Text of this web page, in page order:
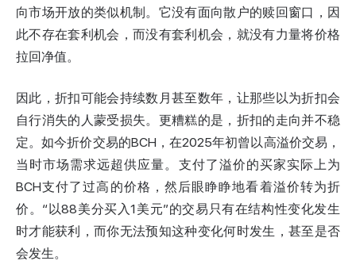
向市场开放的类似机制。它没有面向散户的赎回窗口，因
此不存在套利机会，而没有套利机会，就没有力量将价格
拉回净值。
因此，折扣可能会持续数月甚至数年，让那些以为折扣会
自行消失的人蒙受损失。更糟糕的是，折扣的走向并不稳
定。如今折价交易的BCH，在2025年初曾以高溢价交易，
当时市场需求远超供应量。支付了溢价的买家实际上为
BCH支付了过高的价格，然后眼睁睁地看着溢价转为折
价。“以88美分买入1美元”的交易只有在结构性变化发生
时才能获利，而你无法预知这种变化何时发生，甚至是否
会发生。